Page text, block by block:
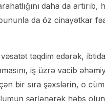
daha da
da öz cinayətkar
təqdim edərək,
iş üzrə vacib
bir sıra şəxslərin, o
şərlənərək həbs